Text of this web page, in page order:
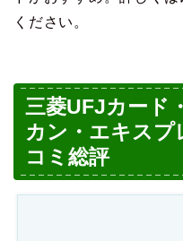
ください。
三菱UFJカード
カン・エキスプ
コミ総評